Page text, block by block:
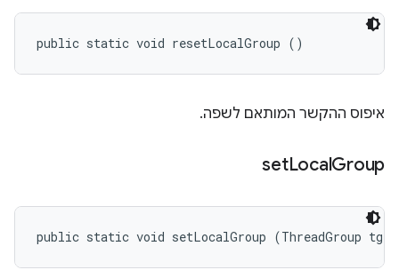
public static void resetLocalGroup ()
איפוס ההקשר המותאם לשפה.
setLocalGroup
public static void setLocalGroup (ThreadGroup tg)